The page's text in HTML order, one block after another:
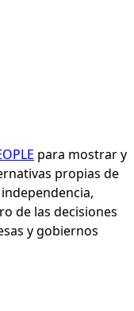
para mostrar y
propias de
de las decisiones
y gobiernos